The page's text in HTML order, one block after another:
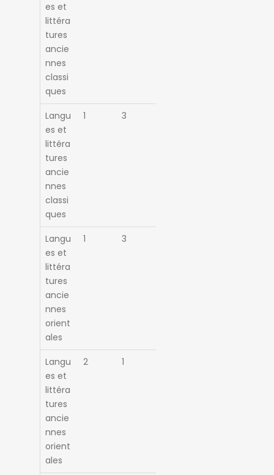
es et
littéra
tures
ancie
nnes
classi
ques
Langu
es et
littéra
tures
ancie
nnes
classi
ques
1 3
Langu
es et
littéra
tures
ancie
nnes
orient
ales
1 3
Langu
es et
littéra
tures
ancie
nnes
orient
ales
2 1